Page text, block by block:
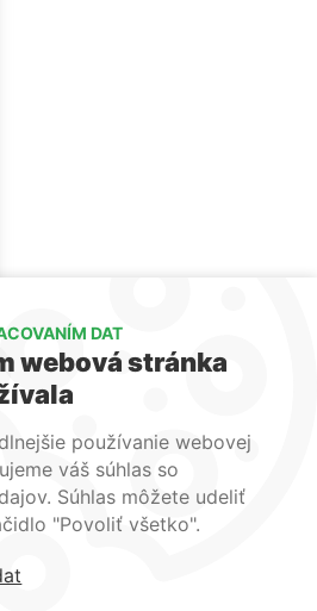
DAT
webová stránka
používanie webovej
váš súhlas so
Súhlas môžete udeliť
"Povoliť všetko".